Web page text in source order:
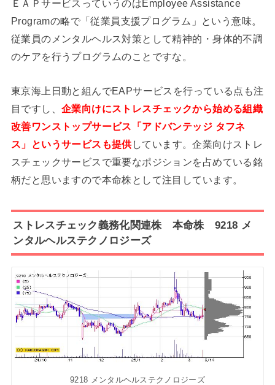
ＥＡＰサービスっていうのはEmployee Assistance
Programの略で「従業員支援プログラム」という意味。
従業員のメンタルヘルス対策として精神的・身体的不調
のケアを行うプログラムのことですな。
東京海上日動と組んでEAPサービスを行っている点も注
目ですし、 企業向けにストレスチェックから始める組織
改善ワンストップサービス「アドバンテッジ タフネ
ス」というサービスも提供しています。企業向けストレ
スチェックサービスで重要なポジションを占めている銘
柄だと思いますので本命株として注目しています。
ストレスチェック義務化関連株 本命株 9218 メ
ンタルヘルステクノロジーズ
9218 メンタルヘルステクノロジーズ